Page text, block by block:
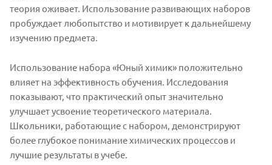
теория оживает. Использование развивающих наборов
пробуждает любопытство и мотивирует к дальнейшему
изучению предмета.
Использование набора «Юный химик» положительно
влияет на эффективность обучения. Исследования
показывают, что практический опыт значительно
улучшает усвоение теоретического материала.
Школьники, работающие с набором, демонстрируют
более глубокое понимание химических процессов и
лучшие результаты в учебе.